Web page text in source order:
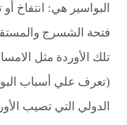
البواسير هي: انتفاخ
فتحة الشسرج
تلك الأوردة مثل
(تعرف علي أسباب
الدولي التي تصيب